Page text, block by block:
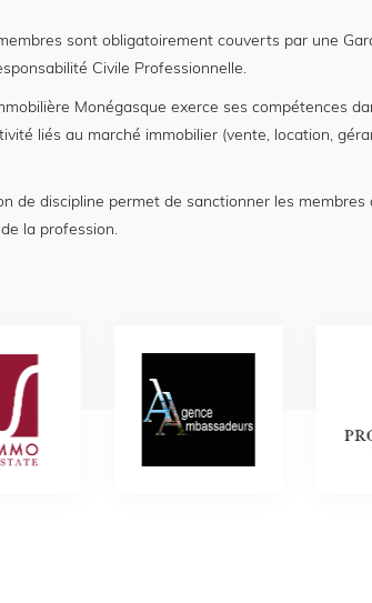
sont obligatoirement couverts par une
Civile Professionnelle.
Monégasque exerce ses compétences
liés au marché immobilier (vente, location,
de discipline permet de sanctionner les
la profession.